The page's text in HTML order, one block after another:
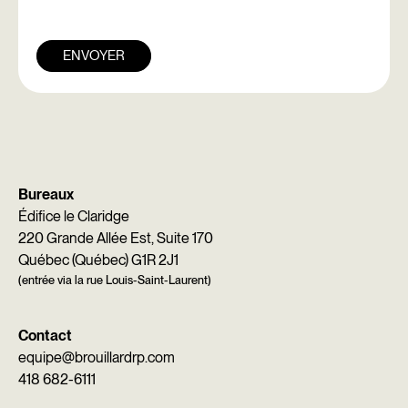
ENVOYER
Bureaux
Édifice le Claridge
220 Grande Allée Est, Suite 170
Québec (Québec) G1R 2J1
(entrée via la rue Louis-Saint-Laurent)
Contact
equipe@brouillardrp.com
418 682-6111